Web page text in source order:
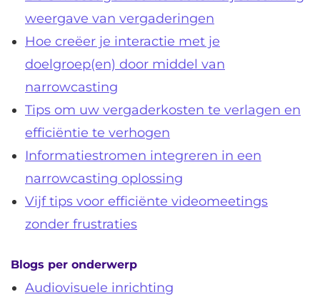
weergave van vergaderingen
Hoe creëer je interactie met je
doelgroep(en) door middel van
narrowcasting
Tips om uw vergaderkosten te verlagen en
efficiëntie te verhogen
Informatiestromen integreren in een
narrowcasting oplossing
Vijf tips voor efficiënte videomeetings
zonder frustraties
Blogs per onderwerp
Audiovisuele inrichting